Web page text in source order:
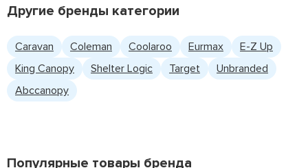
Другие бренды категории
Caravan Coleman Coolaroo Eurmax
E-Z Up
King Canopy
Shelter Logic Target
Unbranded
Abccanopy
Популярные товары бренда